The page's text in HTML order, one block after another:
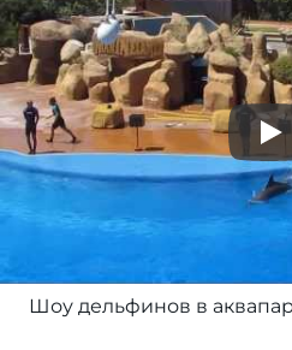
Шоу дельфинов в